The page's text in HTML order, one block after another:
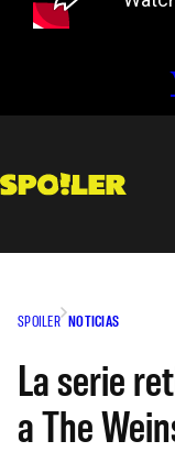
SPOILER NOTICIAS
La serie
a The